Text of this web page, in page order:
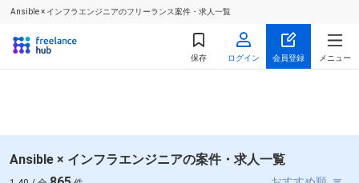
Ansible × インフラエンジニアのフリーランス案件・求人一覧
保存 ログイン 会員登録 メニュー
Ansible × インフラエンジニアの案件・求人一覧